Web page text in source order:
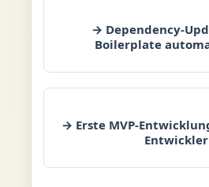
→ Dependency-
Boilerplate
→ Erste MVP-
Entwickler